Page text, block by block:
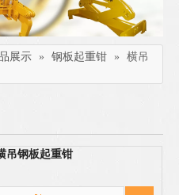
展示 » 钢板起重钳 »
横吊
吊钢板起重钳